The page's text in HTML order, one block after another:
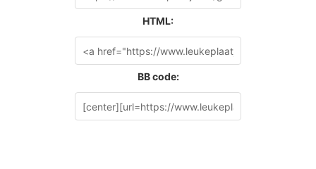
HTML:
BB code: